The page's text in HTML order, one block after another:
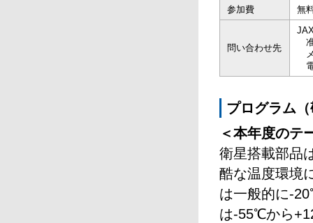
参加費 無
問い合わせ先
プログラム
＜本年度のテ
衛星搭載部品
酷な温度環境
は一般的に-
は-55℃から